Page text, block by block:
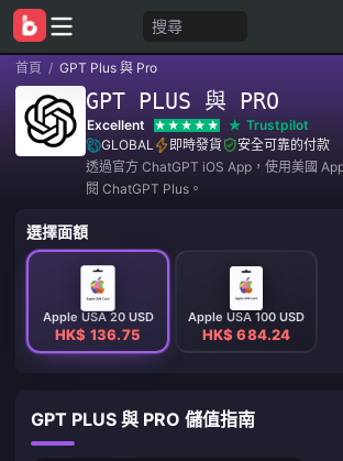
搜尋
首頁 / GPT Plus 與 Pro
GPT PLUS 與 PRO
Excellent
Trustpilot
GLOBAL
即時發貨
安全可靠的付款
透過官方 ChatGPT iOS App，使用美國
閱 ChatGPT Plus。
選擇面額
Apple USA 20 USD
HK$ 136.75
Apple USA 100 USD
HK$ 684.24
GPT PLUS 與 PRO 儲值指南